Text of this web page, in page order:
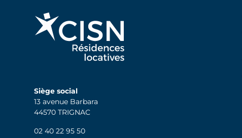
Siège social
13 avenue Barbara
44570 TRIGNAC
02 40 22 95 50